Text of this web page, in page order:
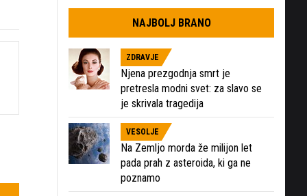
NAJBOLJ BRANO
ZDRAVJE
Njena prezgodnja smrt je
pretresla modni svet: za slavo se
je skrivala tragedija
VESOLJE
Na Zemljo morda že milijon let
pada prah z asteroida, ki ga ne
poznamo